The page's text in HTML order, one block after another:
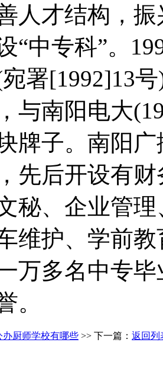
人才结构，
“中专科”。
署[1992]13
与南阳电大
牌子。南阳
先后开设有
秘、企业管
维护、学前
万多名中专
。
办厨师学校有哪些 >> 下一篇： 返回列